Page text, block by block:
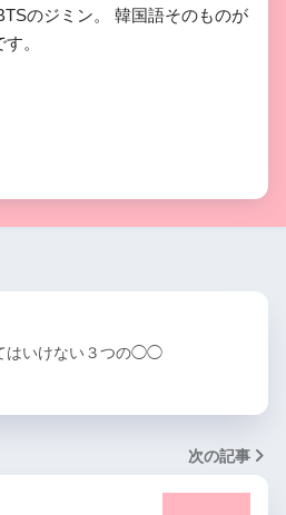
のジミン。 韓国語そのものが
。
はいけない３つの◯◯
次の記事